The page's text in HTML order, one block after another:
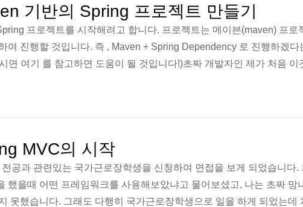
기반의 Spring 프로젝트 만들기
프로젝트를 시작해려고 합니다. 프로젝트는 메이븐(maven) 프로
여 진행할 것입니다. 즉 , Maven + Spring Dependency 로 진행하겠다
면 여기 를 참고하면 도움이 될 것입니다!)초짜 개발자인 제가 처음 이
에 다른 개발자분들은 고생을 많이 하지 않도록 최대한 자세히 설명하
app 프로젝트 선택해줍니다.어떤 것을 만들것 인지 선택을 해야 하
MVC의 시작
공과 관련있는 국가근로장학생을 신청하여 면접을 보게 되었습니다.
했을때 어떤 프레임워크를 사용해보았냐고 물어보셨고, 나는 초짜 망
못했습니다. 그래도 다행히 국가근로장학생으로 일을 하게 되었는데